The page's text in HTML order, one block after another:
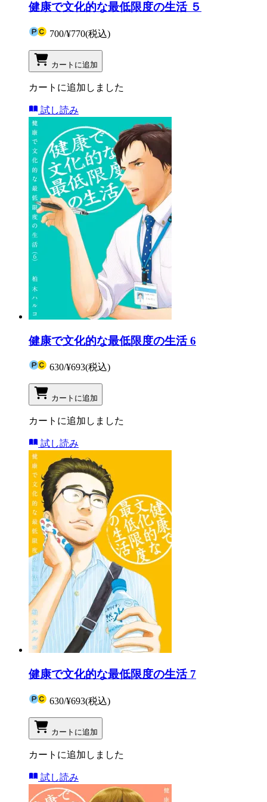
健康で文化的な最低限度の生活 ５
700/¥770(税込)
カートに追加
カートに追加しました
試し読み
健康で文化的な最低限度の生活 6
630/¥693(税込)
カートに追加
カートに追加しました
試し読み
健康で文化的な最低限度の生活 7
630/¥693(税込)
カートに追加
カートに追加しました
試し読み